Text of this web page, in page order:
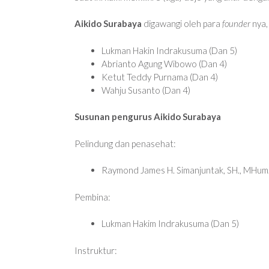
Aikido Surabaya digawangi oleh para founder
Lukman Hakin Indrakusuma (Dan 5)
Abrianto Agung Wibowo (Dan 4)
Ketut Teddy Purnama (Dan 4)
Wahju Susanto (Dan 4)
Susunan pengurus Aikido Surabaya
Pelindung dan penasehat:
Raymond James H. Simanjuntak, SH., MHum.
Pembina:
Lukman Hakim Indrakusuma (Dan 5)
Instruktur: